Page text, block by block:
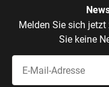
Melden Sie sich
Sie keine